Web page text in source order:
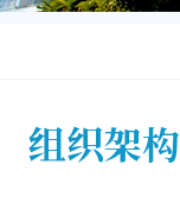
组织架构